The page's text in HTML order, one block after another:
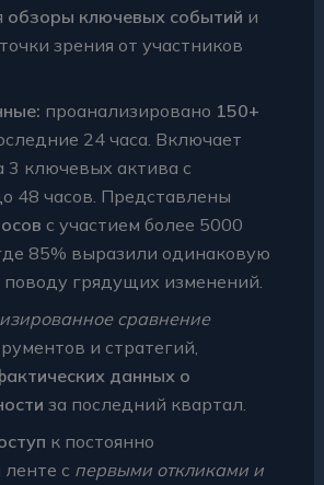
обзоры ключевых событий и
зрения от участников
проанализировано 150+
24 часа. Включает
3 ключевых актива с
48 часов. Представлены
с участием более 5000
85% выразили одинаковую
поводу грядущих изменений.
сравнение
и стратегий,
данных о
за последний квартал.
к постоянно
с первыми откликами и